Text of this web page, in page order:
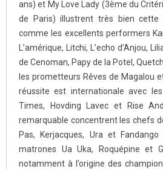
ans) et My Love Lady (3ème du
de Paris) illustrent très bien cette
comme les excellents performers
L’amérique, Litchi, L’echo d’Anjou,
de Cenoman, Papy de la Potel,
les prometteurs Rêves de Magalou
réussite est internationale avec
Times, Hovding Lavec et Rise
remarquable concentrent les chefs
Pas, Kerjacques, Ura et
matrones Ua Uka, Roquépine et
notamment à l’origine des